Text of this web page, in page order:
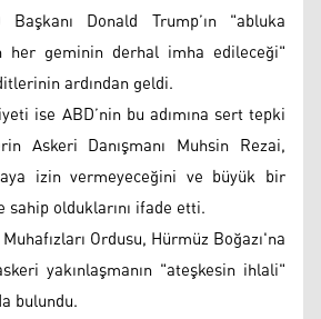
Donald Trump’ın "abluka
her geminin derhal imha edileceği"
ardından geldi.
ise ABD’nin bu adımına sert tepki
Askeri Danışmanı Muhsin Rezai,
izin vermeyeceğini ve büyük bir
olduklarını ifade etti.
Ordusu, Hürmüz Boğazı'na
yakınlaşmanın "ateşkesin ihlali"
bulundu.